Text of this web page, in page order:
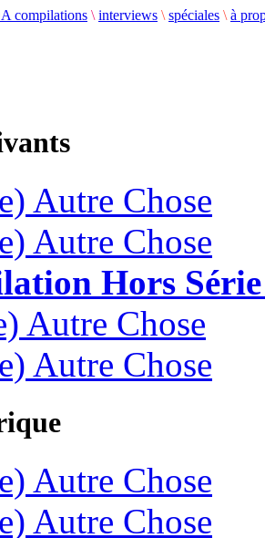
compilations \ interviews \ spéciales \ à
Autre Chose
Autre Chose
Hors
Autre Chose
Autre Chose
Autre Chose
Autre Chose